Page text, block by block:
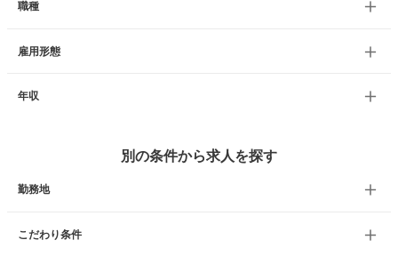
職種
雇用形態
年収
別の条件から求人を探す
勤務地
こだわり条件